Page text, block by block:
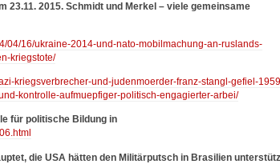
2015. Schmidt und Merkel – viele gemeinsame
04/16/ukraine-2014-und-nato-mobilmachung-an-ruslands-
kriegstote/
kriegsverbrecher-und-judenmoerder-franz-stangl-gefiel-
kontrolle-aufmuepfiger-politisch-engagierter-arbei/
für politische Bildung in
die USA hätten den Militärputsch in Brasilien